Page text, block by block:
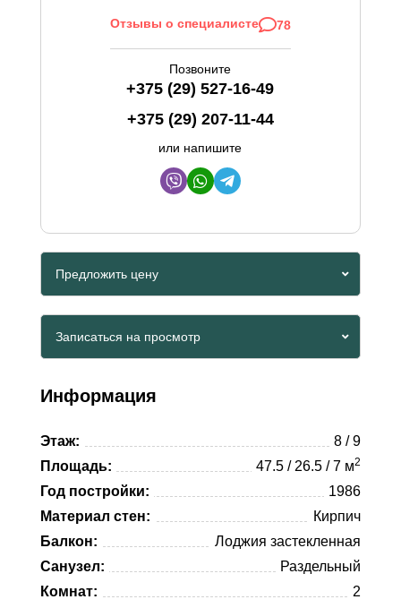
Отзывы о специалисте 78
Позвоните
+375 (29) 527-16-49
+375 (29) 207-11-44
или напишите
Предложить цену
Viber
Записаться на просмотр
Telegram
Информация
Этаж:
8 / 9
Площадь:
47.5 / 26.5 / 7 м2
Год постройки:
1986
Материал стен:
Кирпич
Балкон:
Лоджия застекленная
Санузел:
Раздельный
Комнат:
2